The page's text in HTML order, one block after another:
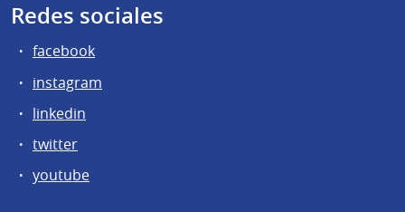
Redes sociales
facebook
instagram
linkedin
twitter
youtube